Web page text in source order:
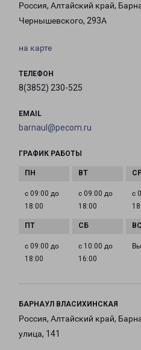
Россия, Алтайский край,
Чернышевского, 293А
на карте
ТЕЛЕФОН
8(3852) 230-525
EMAIL
barnaul@pecom.ru
ГРАФИК РАБОТЫ
с 09:00 до
18:00
с 09:00 до
18:00
с
с 09:00 до
18:00
с 10:00 до
16:00
БАРНАУЛ ВЛАСИХИНСКАЯ
Россия, Алтайский край,
улица, 141